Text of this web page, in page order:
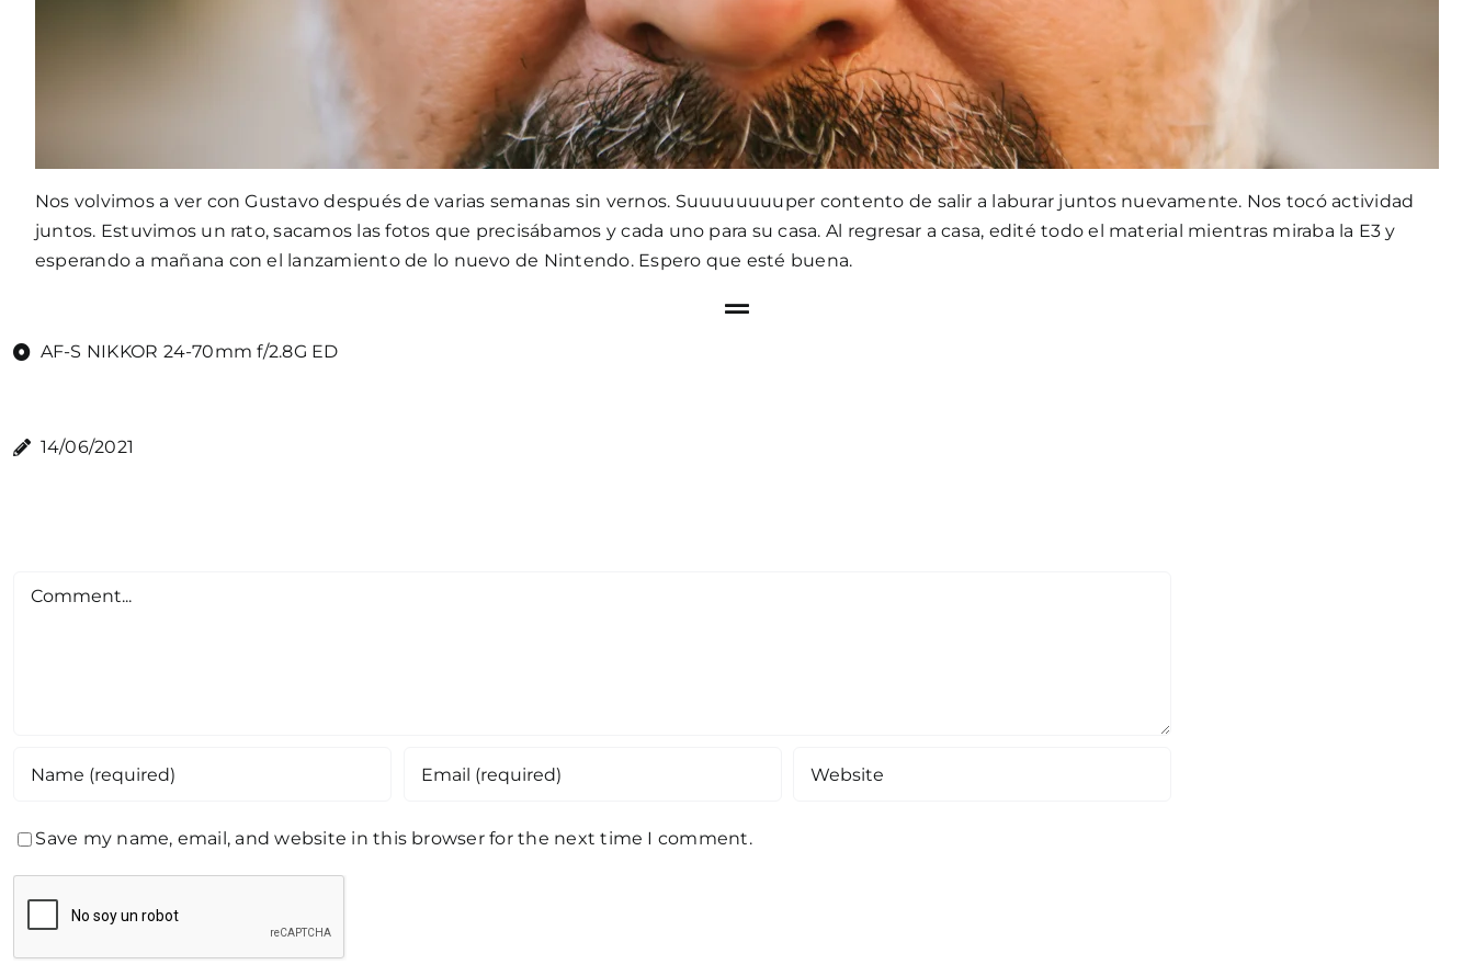
Nos volvimos a ver con Gustavo después de varias semanas sin vernos. Suuuuuuuuper contento de salir a laburar juntos nuevamente. Nos tocó actividad
juntos. Estuvimos un rato, sacamos las fotos que precisábamos y cada uno para su casa. Al regresar a casa, edité todo el material mientras miraba la E3 y
esperando a mañana con el lanzamiento de lo nuevo de Nintendo. Espero que esté buena.
AF-S NIKKOR 24-70mm f/2.8G ED
14/06/2021
Comment
Save my name, email, and website in this browser for the next time I comment.